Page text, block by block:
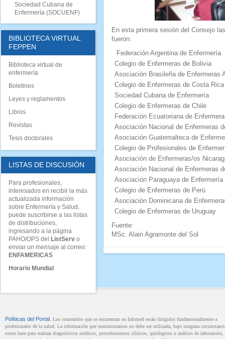
En esta primera sesión del Consejo
fueron:
Federación Argentina de Enfermería
Colegio de Enfermeras de Bolivia
Asociación Brasileña de Enfermeras
Colegio de Enfermeras de Costa Rica
Sociedad Cubana de Enfermería
Colegio de Enfermeras de Chile
Federación Ecuatoriana de
Asociación Nacional de Enfermeras
Asociación Guatemalteca de
Colegio de Profesionales de
Asociación de Enfermeras/os
Asociación Nacional de Enfermeras
Asociación Paraguaya de Enfermería
Colegio de Enfermeras de Perú
Asociación Dominicana de
Colegio de Enfermeras de Uruguay
Fuente:
MSc. Alain Agramonte del Sol
Sociedad Cubana de
Enfermería (SOCUENF)
BIBLIOTECA VIRTUAL
FEPPEN
Biblioteca virtual de
enfermería
Boletines
Leyes y reglamentos
Libros
Revistas
Tesis doctorales
LISTAS DE DISCUSIÓN
Para profesionales,
interesados en recibir la más
actualizada información
sobre Enfermería y Salud,
puede suscribirse a las listas
de distribuciones,
ingresando a la página
PAHO/OPS del ListServ o
enviar un mensaje al correo:
ENFAMERICAS
Horario Mundial
Políticas del Portal . Los contenidos que se encuentran en Infomed están dirigidos fundamentalmente a
profesionales de la salud. La información que suministramos no debe ser utilizada, bajo ninguna
como base para realizar diagnósticos médicos, procedimientos clínicos, quirúrgicos o análisis de laboratorio,